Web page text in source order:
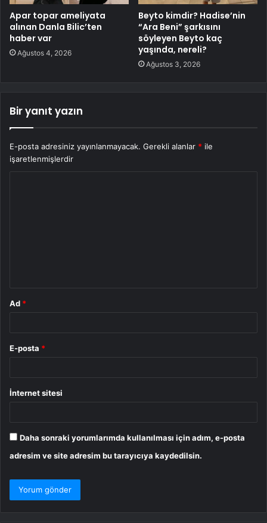
Apar topar ameliyata
alınan Danla Bilic’ten
haber var
Ağustos 4, 2026
Beyto kimdir? Hadise’nin
“Ara Beni” şarkısını
söyleyen Beyto kaç
yaşında, nereli?
Ağustos 3, 2026
Bir yanıt yazın
E-posta adresiniz yayınlanmayacak. Gerekli alanlar * ile
işaretlenmişlerdir
Ad *
E-posta *
İnternet sitesi
Daha sonraki yorumlarımda kullanılması için adım, e-posta
adresim ve site adresim bu tarayıcıya kaydedilsin.